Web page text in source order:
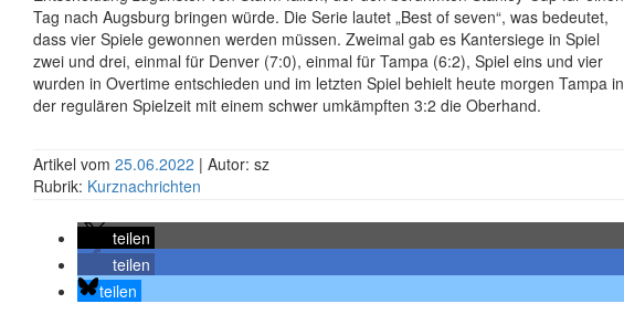
Tag nach Augsburg bringen würde. Die Serie lautet „Best of seven“, was bedeutet,
dass vier Spiele gewonnen werden müssen. Zweimal gab es Kantersiege in Spiel
zwei und drei, einmal für Denver (7:0), einmal für Tampa (6:2), Spiel eins und vier
wurden in Overtime entschieden und im letzten Spiel behielt heute morgen Tampa in
der regulären Spielzeit mit einem schwer umkämpften 3:2 die Oberhand.
Artikel vom 25.06.2022 | Autor: sz
Rubrik: Kurznachrichten
teilen
teilen
teilen